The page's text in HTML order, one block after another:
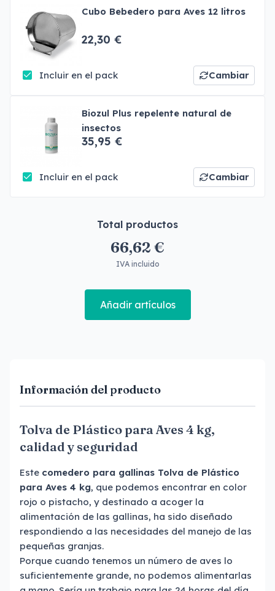
Cubo Bebedero para Aves 12 litros
22,30 €
Incluir en el pack Cambiar
Biozul Plus repelente natural de
insectos
35,95 €
Incluir en el pack Cambiar
Total productos
66,62 €
IVA incluido
Añadir artículos
Información del producto
Tolva de Plástico para Aves 4 kg,
calidad y seguridad
Este comedero para gallinas Tolva de Plástico
para Aves 4 kg, que podemos encontrar en color
rojo o pistacho, y destinado a acoger la
alimentación de las gallinas, ha sido diseñado
respondiendo a las necesidades del manejo de las
pequeñas granjas.
Porque cuando tenemos un número de aves lo
suficientemente grande, no podemos alimentarlas